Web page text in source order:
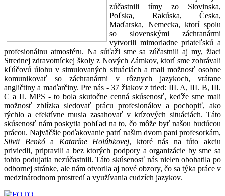
zúčastnili tímy zo Slovinska,
Poľska, Rakúska, Česka,
Maďarska, Nemecka, ktorí spolu
so slovenskými záchranármi
vytvorili mimoriadne priateľskú a
profesionálnu atmosféru. Na súťaži sme sa zúčastnili aj my, žiaci
Strednej zdravotníckej školy z Nových Zámkov, ktorí sme zohrávali
kľúčovú úlohu v simulovaných situáciách a mali možnosť osobne
komunikovať so záchranármi v rôznych jazykoch, vrátane
angličtiny a maďarčiny. Pre nás - 37 žiakov z tried: III. A, III. B, III.
C a II. MPS - to bola skutočne cenná skúsenosť, keďže sme mali
možnosť zblízka sledovať prácu profesionálov a pochopiť, ako
rýchlo a efektívne musia zasahovať v krízových situáciách. Táto
skúsenosť nám poskytla pohľad na to, čo môže byť našou budúcou
prácou. Najväčšie poďakovanie patrí našim dvom pani profesorkám,
Silvii Benkóa Kataríne Holúbkovej, ktoré nás na túto akciu
priviedli, pripravili a bez ktorých podpory a organizácie by sme sa
tohto podujatia nezúčastnili. Táto skúsenosť nás nielen obohatila po
odbornej stránke, ale nám otvorila aj nové obzory, čo sa týka práce v
medzinárodnom prostredí a využívania cudzích jazykov.